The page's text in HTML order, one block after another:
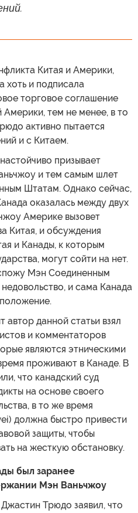
Китая и Америки,
хоть и подписала
торговое соглашение
тем не менее, в то
активно пытается
и с Китаем.
призывает
и тем самым шлет
Штатам. Однако сейчас,
оказалась между двух
Америке вызовет
Китая, и обсуждения
и Канады, к которым
могут сойти на нет.
Мэн Соединенным
и сама Канада
данной статьи взял
и комментаторов
являются этническими
проживают в Канаде. В
что канадский суд
на основе своего
в то же время
должна быстро привести
защиты, чтобы
на жесткую обстановку.
был заранее
Мэн Ваньчжоу
Трюдо заявил, что